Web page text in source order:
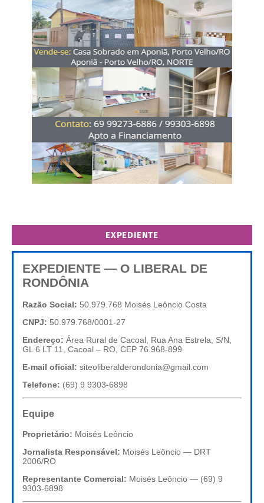
EXPEDIENTE
EXPEDIENTE — O LIBERAL DE
RONDÔNIA
Razão Social: 50.979.768 Moisés Leôncio Costa
CNPJ: 50.979.768/0001-27
Endereço: Área Rural de Cacoal, Rua Ana Estrela, S/N,
GL 6 LT 11, Cacoal – RO, CEP 76.968-899
E-mail oficial: siteoliberalderondonia@gmail.com
Telefone: (69) 9 9303-6898
Equipe
Proprietário: Moisés Leôncio
Jornalista Responsável: Moisés Leôncio — DRT
2006/RO
Representante Comercial: Moisés Leôncio — (69) 9
9303-6898